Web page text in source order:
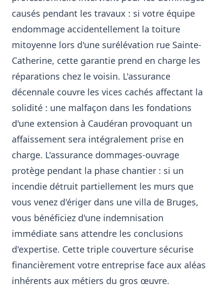
causés pendant les travaux : si votre équipe
endommage accidentellement la toiture
mitoyenne lors d'une surélévation rue Sainte-
Catherine, cette garantie prend en charge les
réparations chez le voisin. L'assurance
décennale couvre les vices cachés affectant la
solidité : une malfaçon dans les fondations
d'une extension à Caudéran provoquant un
affaissement sera intégralement prise en
charge. L'assurance dommages-ouvrage
protège pendant la phase chantier : si un
incendie détruit partiellement les murs que
vous venez d'ériger dans une villa de Bruges,
vous bénéficiez d'une indemnisation
immédiate sans attendre les conclusions
d'expertise. Cette triple couverture sécurise
financièrement votre entreprise face aux aléas
inhérents aux métiers du gros œuvre.